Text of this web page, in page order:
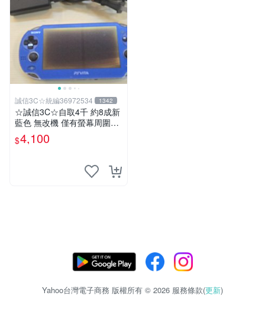
誠信3C☆統編36972534 1342
☆誠信3C☆自取4千 約8成新
藍色 無改機 僅有螢幕周圍老
化 功能正常 SONY PSV VITA
主機1000 型 二手功能正常
$4,100
Yahoo台灣電子商務 版權所有 © 2026 服務條款(更新)